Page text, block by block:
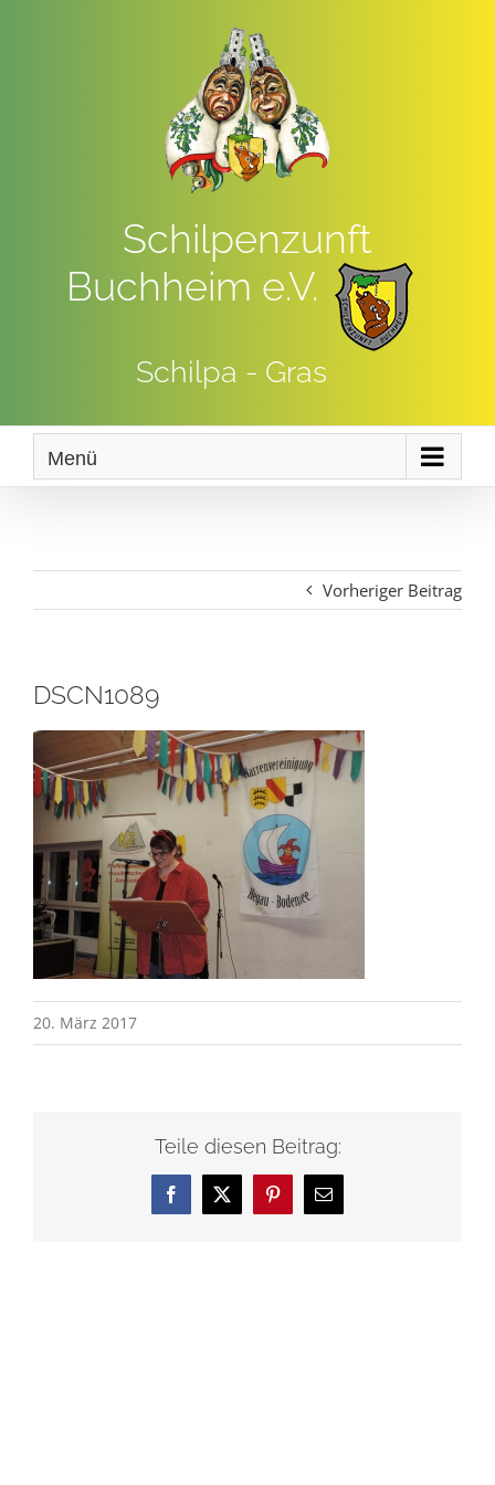
Schilpenzunft
Buchheim e.V.
Schilpa - Gras
Menü
Vorheriger Beitrag
DSCN1089
20. März 2017
Teile diesen Beitrag:
Facebook
X Pinterest
E-
Mail